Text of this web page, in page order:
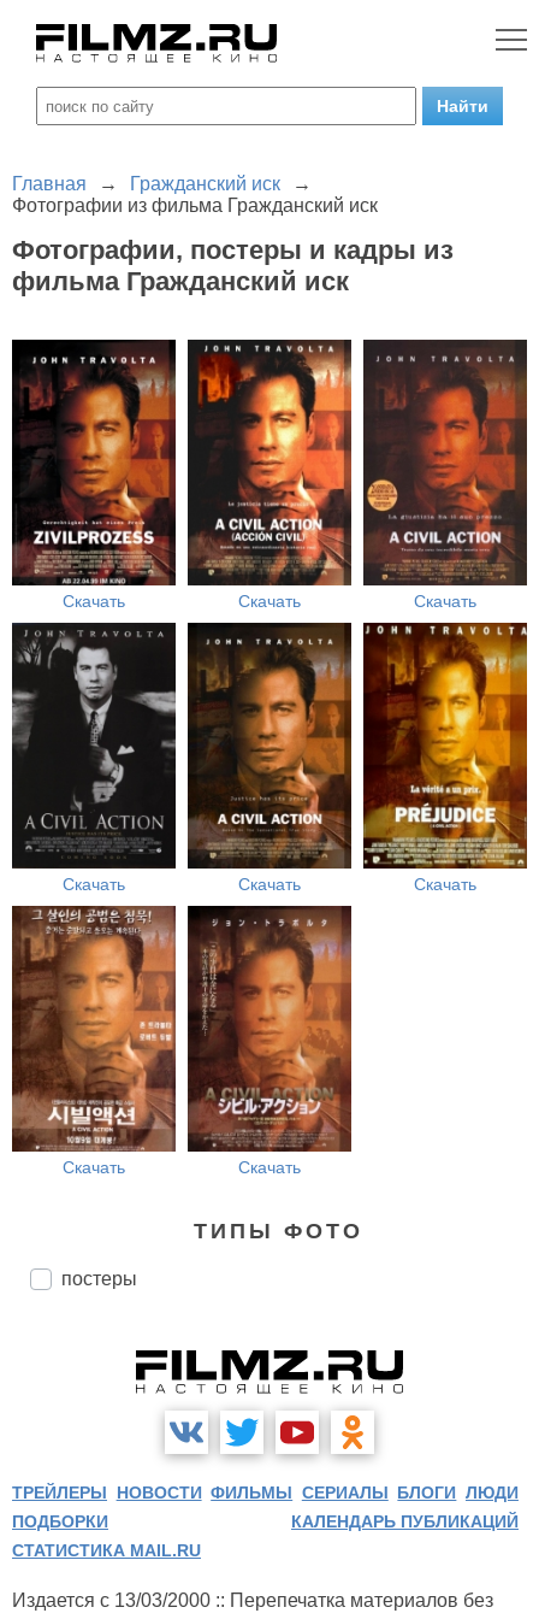
Главная → Гражданский иск
→
Фотографии из фильма Гражданский иск
Фотографии, постеры и кадры из
фильма Гражданский иск
Скачать Скачать Скачать
Скачать Скачать Скачать
Скачать Скачать
ТИПЫ ФОТО
постеры
ТРЕЙЛЕРЫ НОВОСТИ ФИЛЬМЫ СЕРИАЛЫ БЛОГИ ЛЮДИ
ПОДБОРКИ
КАЛЕНДАРЬ ПУБЛИКАЦИЙ
СТАТИСТИКА MAIL.RU
Издается с 13/03/2000 :: Перепечатка материалов без